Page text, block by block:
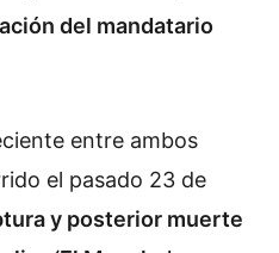
del mandatario
entre ambos
el pasado 23 de
y posterior muerte